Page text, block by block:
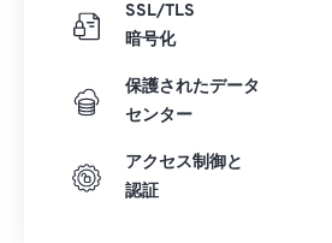
SSL/TLS
暗号化
保護されたデータ
センター
アクセス制御と
認証